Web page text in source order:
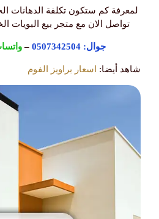
لمعرفة كم ستكون تكلفة الدهانات
تواصل الان مع متجر بيع البويات
جوال:0507342504
–
شاهد أيضا: اسعار براويز الفوم